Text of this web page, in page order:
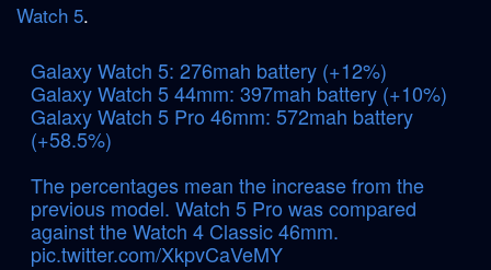
Watch 5.
Galaxy Watch 5: 276mah battery (+12%)
Galaxy Watch 5 44mm: 397mah battery (+10%)
Galaxy Watch 5 Pro 46mm: 572mah battery
(+58.5%)
The percentages mean the increase from the
previous model. Watch 5 Pro was compared
against the Watch 4 Classic 46mm.
pic.twitter.com/XkpvCaVeMY